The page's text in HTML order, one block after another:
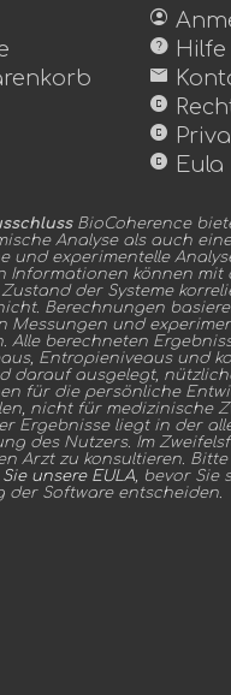
account_circle
help
mail
copyright
copyright
copyright Eula
BioCoherence
Analyse als auch eine
und experimentelle
Informationen können mit
der Systeme
Berechnungen
Messungen und
Alle berechneten
Entropieniveaus und
darauf ausgelegt,
für die persönliche
nicht für medizinische
Ergebnisse liegt in der
des Nutzers. Im
Arzt zu konsultieren. Bitte
unsere EULA, bevor Sie
der Software entscheiden.